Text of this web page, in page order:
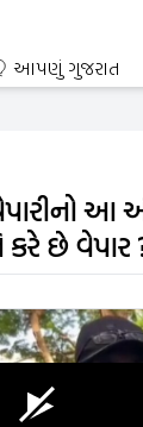
આપણું ગુજરાત
કરે છે વેપાર